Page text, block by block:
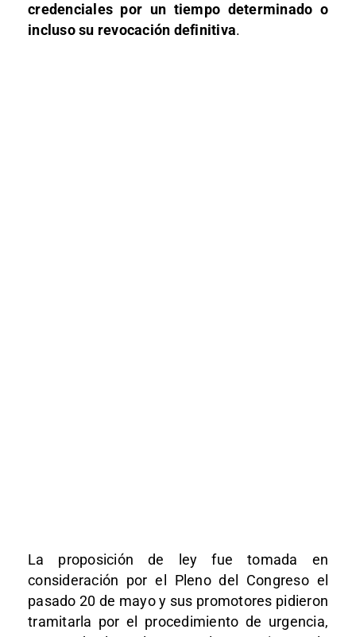
credenciales por un tiempo determinado o
incluso su revocación definitiva.
La proposición de ley fue tomada en
consideración por el Pleno del Congreso el
pasado 20 de mayo y sus promotores pidieron
tramitarla por el procedimiento de urgencia,